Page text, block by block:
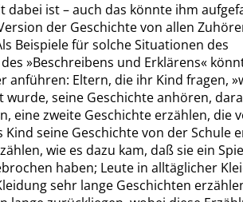
dabei ist – auch das könnte ihm
der Geschichte von allen
Beispiele für solche Situationen des
»Beschreibens und Erklärens«
anführen: Eltern, die ihr Kind fragen, »
seine Geschichte anhören,
eine zweite Geschichte erzählen, die
seine Geschichte von der Schule
wie es dazu kam, daß sie ein
haben; Leute in alltäglicher
sehr lange Geschichten